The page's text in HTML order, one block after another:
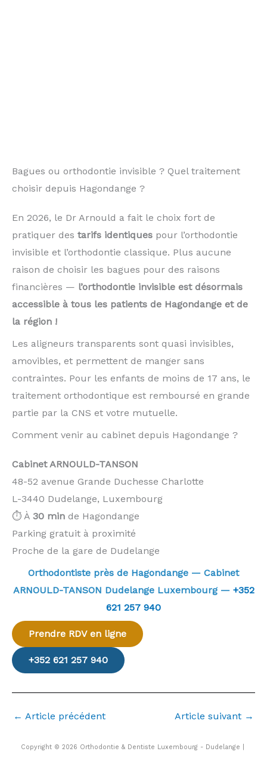
Bagues ou orthodontie invisible ? Quel traitement
choisir depuis Hagondange ?
En 2026, le Dr Arnould a fait le choix fort de
pratiquer des tarifs identiques pour l’orthodontie
invisible et l’orthodontie classique. Plus aucune
raison de choisir les bagues pour des raisons
financières — l’orthodontie invisible est désormais
accessible à tous les patients de Hagondange et de
la région !
Les aligneurs transparents sont quasi invisibles,
amovibles, et permettent de manger sans
contraintes. Pour les enfants de moins de 17 ans, le
traitement orthodontique est remboursé en grande
partie par la CNS et votre mutuelle.
Comment venir au cabinet depuis Hagondange ?
Cabinet ARNOULD-TANSON
48-52 avenue Grande Duchesse Charlotte
L-3440 Dudelange, Luxembourg
⏱️ À 30 min de Hagondange
Parking gratuit à proximité
Proche de la gare de Dudelange
Orthodontiste près de Hagondange — Cabinet
ARNOULD-TANSON Dudelange Luxembourg — +352
621 257 940
Prendre RDV en ligne
+352 621 257 940
← Article précédent Article suivant →
Copyright © 2026 Orthodontie & Dentiste Luxembourg - Dudelange |